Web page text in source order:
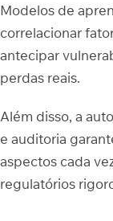
Modelos de
correlacionar
antecipar
perdas reais.
Além disso, a
e auditoria
aspectos cada
regulatórios